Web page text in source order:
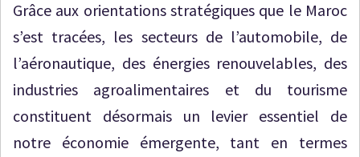
Grâce aux orientations stratégiques que le Maroc
s’est tracées, les secteurs de l’automobile, de
l’aéronautique, des énergies renouvelables, des
industries agroalimentaires et du tourisme
constituent désormais un levier essentiel de
notre économie émergente, tant en termes